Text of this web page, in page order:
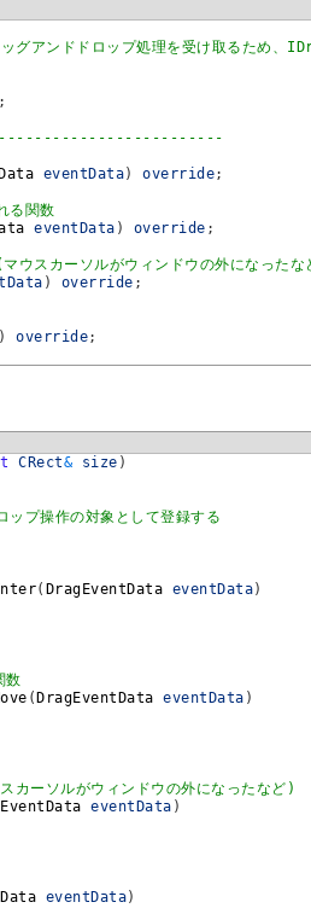
グアンドドロップ処理を受け取るため、
;
eventData) override;
る関数
eventData ) override ;
ウスカーソルがウィンドウの外になったな
) override ;
) override;
CRect& size )
プ操作の対象として登録する
( DragEventData eventData)
数
( DragEventData eventData )
ーソルがウィンドウの外になったなど)
eventData )
eventData)